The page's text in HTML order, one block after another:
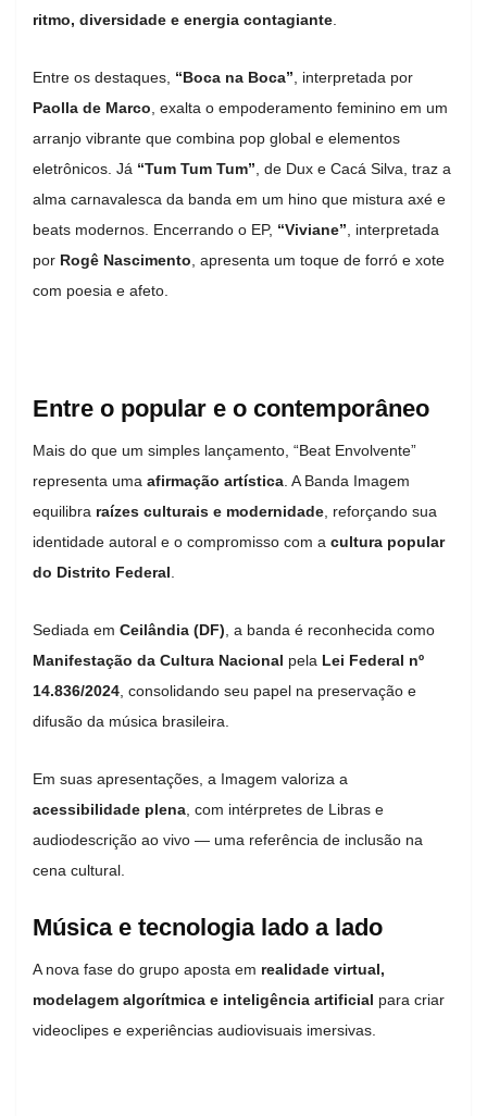
ritmo, diversidade e energia contagiante
Entre os destaques, “Boca na Boca” , interpretada por
Paolla de Marco , exalta o empoderamento feminino em um
arranjo vibrante que combina pop global e elementos
eletrônicos. Já “Tum Tum Tum” , de Dux e Cacá Silva, traz a
alma carnavalesca da banda em um hino que mistura axé e
beats modernos. Encerrando o EP, “Viviane” , interpretada
por Rogê Nascimento , apresenta um toque de forró e xote
com poesia e afeto.
Entre o popular e o contemporâneo
Mais do que um simples lançamento, “Beat Envolvente”
representa uma afirmação artística . A Banda Imagem
equilibra raízes culturais e modernidade , reforçando sua
identidade autoral e o compromisso com a cultura popular
do Distrito Federal
Sediada em Ceilândia (DF) , a banda é reconhecida como
Manifestação da Cultura Nacional pela Lei Federal nº
14.836/2024 , consolidando seu papel na preservação e
difusão da música brasileira.
Em suas apresentações, a Imagem valoriza a
acessibilidade plena , com intérpretes de Libras e
audiodescrição ao vivo — uma referência de inclusão na
cena cultural.
Música e tecnologia lado a lado
A nova fase do grupo aposta em realidade virtual,
modelagem algorítmica e inteligência artificial para criar
videoclipes e experiências audiovisuais imersivas.